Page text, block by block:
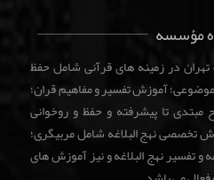
مؤسسه
در زمینه های قرآنی شامل حفظ
آموزش تفسیر و مفاهیم قران؛
تا پیشرفته و حفظ و روخوانی
تخصصی نهج البلاغه شامل مربیگری؛
و تفسیر نهج البلاغه و نیز آموزش های